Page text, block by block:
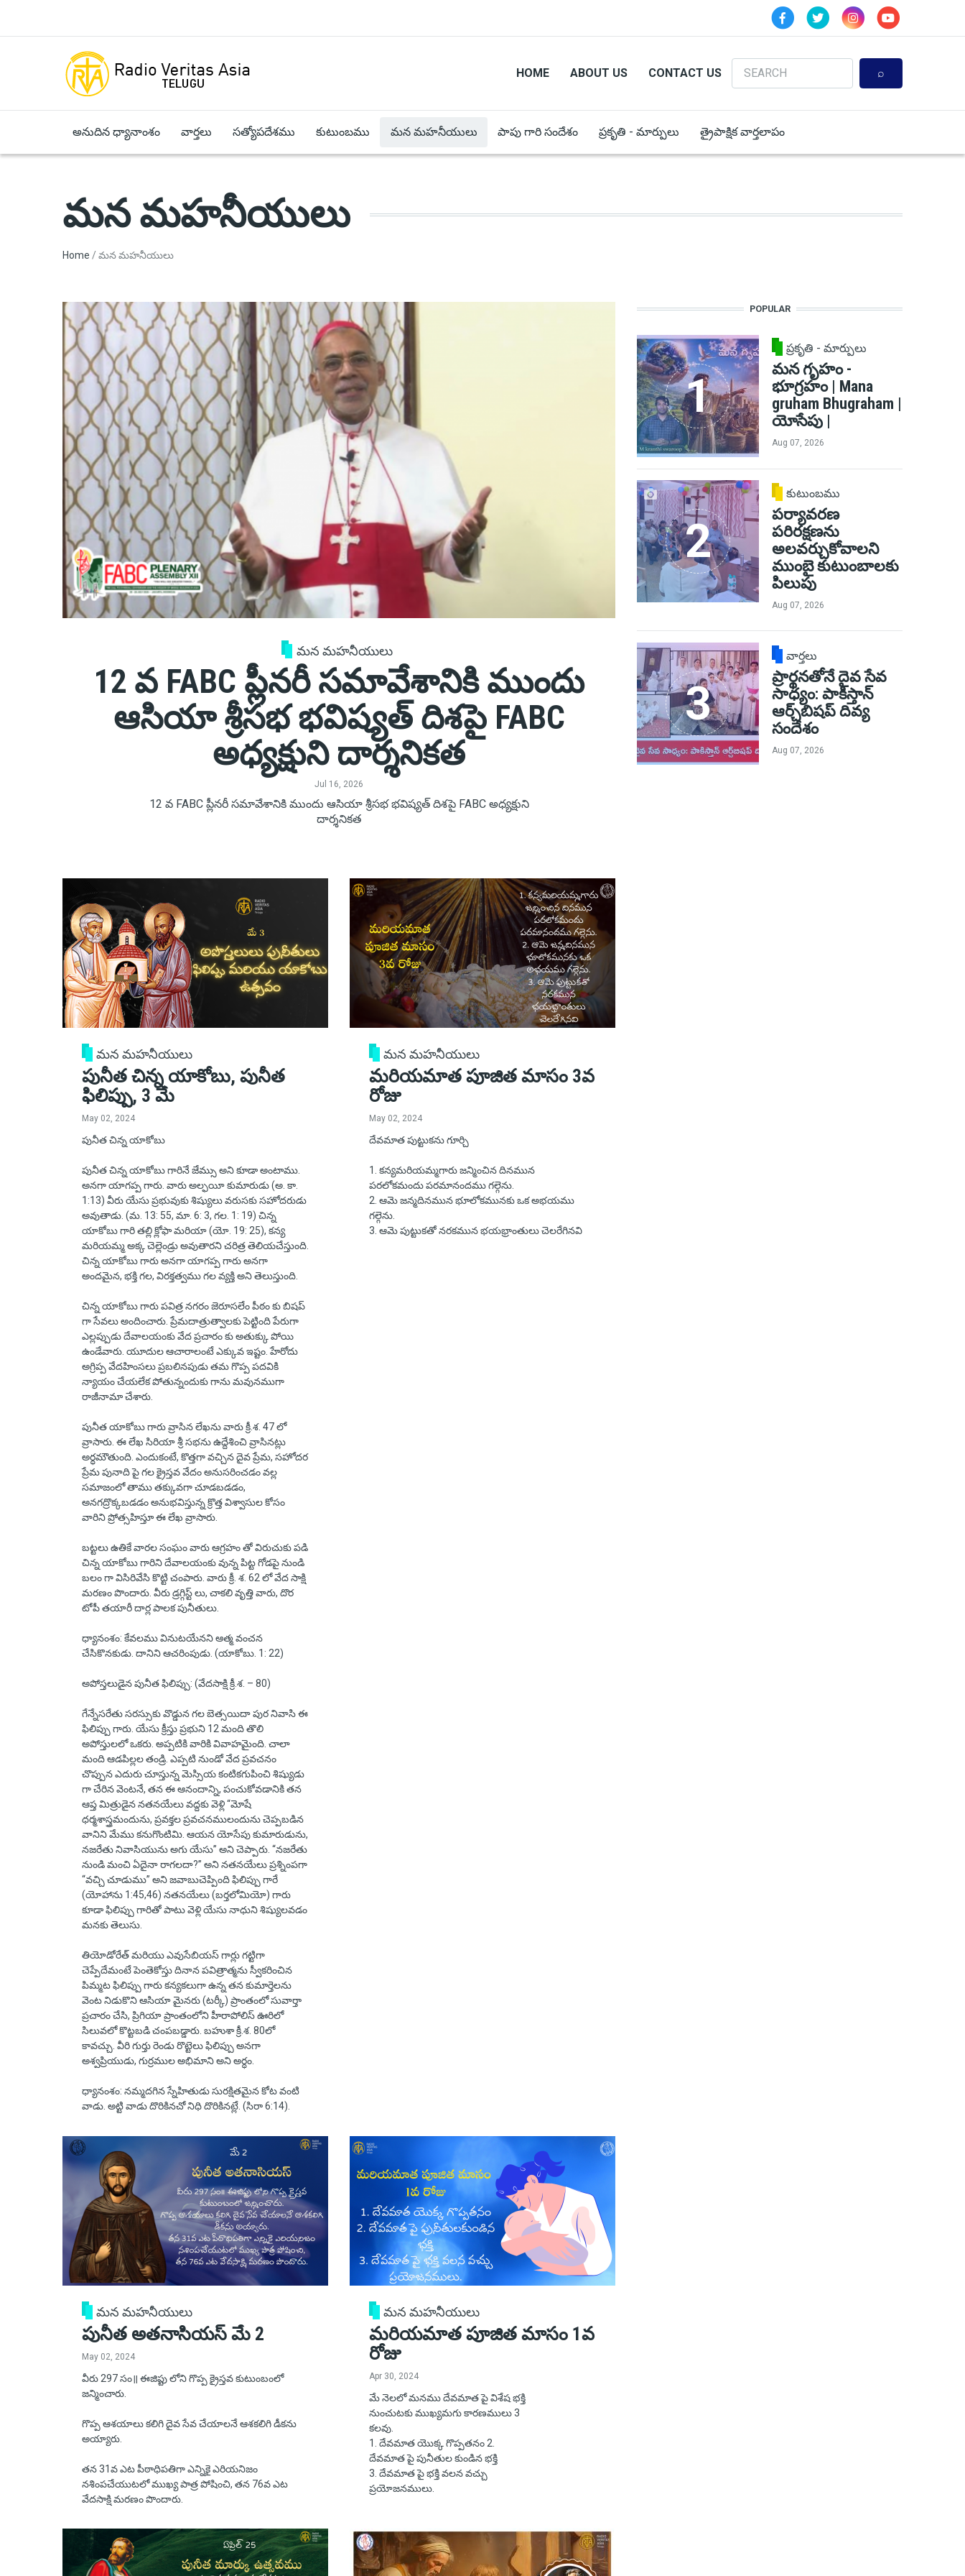
HOME ABOUT US CONTACT US
Search
అనుదిన ధ్యానాంశం వార్తలు సత్యోపదేశము కుటుంబము మన మహనీయులు పాపు గారి సందేశం ప్రకృతి - మార్పులు త్రైపాక్షిక వార్తలాపం
మన మహనీయులు
Breadcrumb
Home మన మహనీయులు
మన మహనీయులు
12 వ FABC ప్లీనరీ సమావేశానికి ముందు
ఆసియా శ్రీసభ భవిష్యత్ దిశపై FABC
అధ్యక్షుని దార్శనికత
Jul 16, 2026
12 వ FABC ప్లీనరీ సమావేశానికి ముందు ఆసియా శ్రీసభ భవిష్యత్ దిశపై FABC అధ్యక్షుని
దార్శనికత
మన మహనీయులు
పునీత చిన్న యాకోబు, పునీత
ఫిలిప్పు, 3 మే
May 02, 2024
పునీత చిన్న యాకోబు
పునీత చిన్న యాకోబు గారినే జేమ్సు అని కూడా అంటాము.
అనగా యాగప్ప గారు. వారు అల్ఫయీ కుమారుడు (అ. కా.
1:13) వీరు యేసు ప్రభువుకు శిష్యులు వరుసకు సహోదరుడు
అవుతాడు. (మ. 13: 55, మా. 6: 3, గల. 1: 19) చిన్న
యాకోబు గారి తల్లి క్లోఫా మరియా (యో. 19: 25), కన్య
మరియమ్మ అక్క చెల్లెండ్రు అవుతారని చరిత్ర తెలియచేస్తుంది.
చిన్న యాకోబు గారు అనగా యాగప్ప గారు అనగా
అందమైన, భక్తి గల, విరక్తత్వము గల వ్యక్తి అని తెలుస్తుంది.
చిన్న యాకోబు గారు పవిత్ర నగరం జెరూసలేం పీఠం కు బిషప్
గా సేవలు అందించారు. ప్రేమదాత్రుత్వాలకు పెట్టింది పేరుగా
ఎల్లప్పుడు దేవాలయంకు వేద ప్రచారం కు అతుక్కు పోయి
ఉండేవారు. యూదుల ఆచారాలంటే ఎక్కువ ఇష్టం. హేరోదు
అగ్రిప్ప వేదహింసలు ప్రబలినపుడు తమ గొప్ప పదవికి
న్యాయం చేయలేక పోతున్నందుకు గాను మవునముగా
రాజీనామా చేశారు.
పునీత యాకోబు గారు వ్రాసిన లేఖను వారు క్రీ.శ. 47 లో
వ్రాసారు. ఈ లేఖ సిరియా శ్రీ సభను ఉద్దేశించి వ్రాసినట్లు
అర్ధమౌతుంది. ఎందుకంటే, కొత్తగా వచ్చిన దైవ ప్రేమ, సహోదర
ప్రేమ పునాది పై గల క్రైస్తవ వేదం అనుసరించడం వల్ల
సమాజంలో తాము తక్కువగా చూడబడడం,
అనగద్రొక్కబడడం అనుభవిస్తున్న క్రొత్త విశ్వాసుల కోసం
వారిని ప్రోత్సహిస్తూ ఈ లేఖ వ్రాసారు.
బట్టలు ఉతికే వారల సంఘం వారు ఆగ్రహం తో విరుచుకు పడి
చిన్న యాకోబు గారిని దేవాలయంకు వున్న పిట్ట గోడపై నుండి
బలం గా విసిరివేసి కొట్టి చంపారు. వారు క్రీ. శ. 62 లో వేద సాక్షి
మరణం పొందారు. వీరు డ్రగ్గిస్ట్ లు, చాకలి వృత్తి వారు, దొర
టోపీ తయారీ దార్ల పాలక పునీతులు.
ధ్యానంశం: కేవలము వినుటయేనని ఆత్మ వంచన
చేసికొనకుడు. దానిని ఆచరింపుడు. (యాకోబు. 1: 22)
అపోస్తలుడైన పునీత ఫిలిప్పు: (వేదసాక్షి క్రీ.శ. – 80)
గేన్నేసరేతు సరస్సుకు వొడ్డున గల బెత్సయిదా పుర నివాసి ఈ
ఫిలిప్పు గారు. యేసు క్రీస్తు ప్రభుని 12 మంది తొలి
అపోస్తులలో ఒకరు. అప్పటికి వారికి వివాహమైంది. చాలా
మంది ఆడపిల్లల తండ్రి. ఎప్పటి నుండో వేద ప్రవచనం
చొప్పున ఎదురు చూస్తున్న మెస్సియ కంటికగుపించి శిష్యుడు
గా చేరిన వెంటనే, తన ఈ ఆనందాన్ని, పంచుకోవడానికి తన
ఆప్త మిత్రుడైన నతనయేలు వద్దకు వెళ్లి “మోషే
ధర్మశాస్త్రమందును, ప్రవక్తల ప్రవచనములందును చెప్పబడిన
వానిని మేము కనుగొంటిమి. ఆయన యోసేపు కుమారుడును,
నజరేతు నివాసియును అగు యేసు” అని చెప్పారు. “నజరేతు
నుండి మంచి ఏదైనా రాగలదా?” అని నతనయేలు ప్రశ్నింపగా
“వచ్చి చూడుము” అని జవాబుచెప్పింది ఫిలిప్పు గారే
(యోహాను 1:45,46) నతనయేలు (బర్తలోమియో) గారు
కూడా ఫిలిప్పు గారితో పాటు వెళ్లి యేసు నాధుని శిష్యులవడం
మనకు తెలుసు.
తియోడోరేత్ మరియు ఎవుసేబియస్ గార్లు గట్టిగా
చెప్పేదేమంటే పెంతెకోస్తు దినాన పవిత్రాత్మను స్వీకరించిన
పిమ్మట ఫిలిప్పు గారు కన్యకలుగా ఉన్న తన కుమార్తెలను
వెంట నిడుకొని ఆసియా మైనరు (టర్కీ) ప్రాంతంలో సువార్తా
ప్రచారం చేసి, ప్రిగియా ప్రాంతంలోని హీరాపోలిస్ ఊరిలో
సిలువలో కొట్టబడి చంపబడ్డారు. బహుశా క్రీ.శ. 80లో
కావచ్చు. వీరి గుర్తు రెండు రొట్టెలు ఫిలిప్పు అనగా
అశ్వప్రియుడు, గుర్రముల అభిమాని అని అర్ధం.
ధ్యానంశం: నమ్మదగిన స్నేహితుడు సురక్షితమైన కోట వంటి
వాడు. అట్టి వాడు దొరికినచో నిధి దొరికినట్లే. (సిరా 6:14).
మన మహనీయులు
మరియమాత పూజిత మాసం 3వ
రోజు
May 02, 2024
దేవమాత పుట్టుకను గూర్చి
1. కన్యమరియమ్మగారు జన్మించిన దినమున
పరలోకమందు పరమానందము గల్గెను.
2. ఆమె జన్మదినమున భూలోకమునకు ఒక అభయము
గల్గెను.
3. ఆమె పుట్టుకతో నరకమున భయభ్రాంతులు చెలరేగినవి
మన మహనీయులు
పునీత అతనాసియస్ మే 2
May 02, 2024
వీరు 297 సం॥ ఈజిప్టు లోని గొప్ప క్రైస్తవ కుటుంబంలో
జన్మించారు.
గొప్ప ఆశయాలు కలిగి దైవ సేవ చేయాలనే ఆశకలిగి డీకను
అయ్యారు.
తన 31వ ఎట పీఠాధిపతిగా ఎన్నికై ఎరియనిజం
నశింపచేయుటలో ముఖ్య పాత్ర పోషించి, తన 76వ ఎట
వేదసాక్షి మరణం పొందారు.
మన మహనీయులు
మరియమాత పూజిత మాసం 1వ
రోజు
Apr 30, 2024
మే నెలలో మనము దేవమాత పై విశేష భక్తి
నుంచుటకు ముఖ్యమగు కారణములు 3
కలవు.
1. దేవమాత యొక్క గొప్పతనం 2.
దేవమాత పై పునీతుల కుండిన భక్తి
3. దేవమాత పై భక్తి వలన వచ్చు
ప్రయోజనములు.
POPULAR
ప్రకృతి - మార్పులు
మన గృహం -
భూగ్రహం | Mana
gruham Bhugraham |
యోసేపు |
Aug 07, 2026
కుటుంబము
పర్యావరణ
పరిరక్షణను
అలవర్చుకోవాలని
ముంబై కుటుంబాలకు
పిలుపు
Aug 07, 2026
వార్తలు
ప్రార్థనతోనే దైవ సేవ
సాధ్యం: పాకిస్తాన్‌
ఆర్చ్‌బిషప్ దివ్య
సందేశం
Aug 07, 2026